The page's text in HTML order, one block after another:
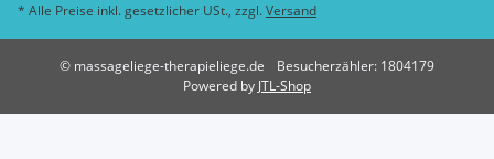
* Alle Preise inkl. gesetzlicher USt., zzgl.Versand
© massageliege-therapieliege.de
Besucherzähler: 1804179
Powered by JTL-Shop